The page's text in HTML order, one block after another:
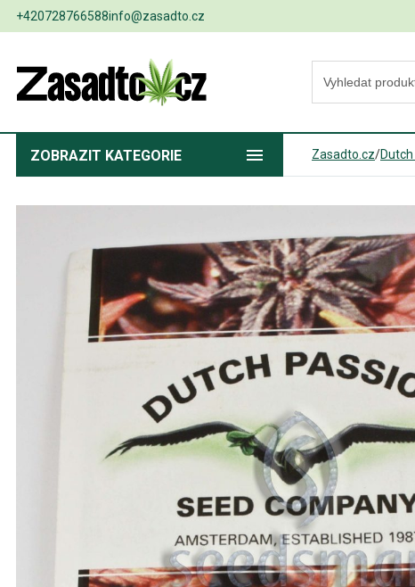
+420728766588info@zasadto.cz
ZOBRAZIT KATEGORIE Zasadto.cz/